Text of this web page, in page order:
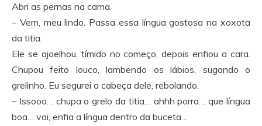
Abri as pernas na cama.
– Vem, meu lindo. Passa essa língua gostosa na xoxota
da titia.
Ele se ajoelhou, tímido no começo, depois enfiou a cara.
Chupou feito louco, lambendo os lábios, sugando o
grelinho. Eu segurei a cabeça dele, rebolando.
– Issooo… chupa o grelo da titia… ahhh porra… que língua
boa… vai, enfia a língua dentro da buceta…